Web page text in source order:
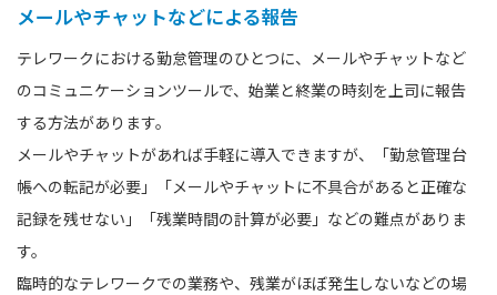
メールやチャットなどによる報告
テレワークにおける勤怠管理のひとつに、メールやチャットなど
のコミュニケーションツールで、始業と終業の時刻を上司に報告
する方法があります。
メールやチャットがあれば手軽に導入できますが、「勤怠管理台
帳への転記が必要」「メールやチャットに不具合があると正確な
記録を残せない」「残業時間の計算が必要」などの難点がありま
す。
臨時的なテレワークでの業務や、残業がほぼ発生しないなどの場